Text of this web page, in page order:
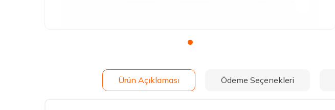
Ürün Açıklaması Ödeme Seçenekleri